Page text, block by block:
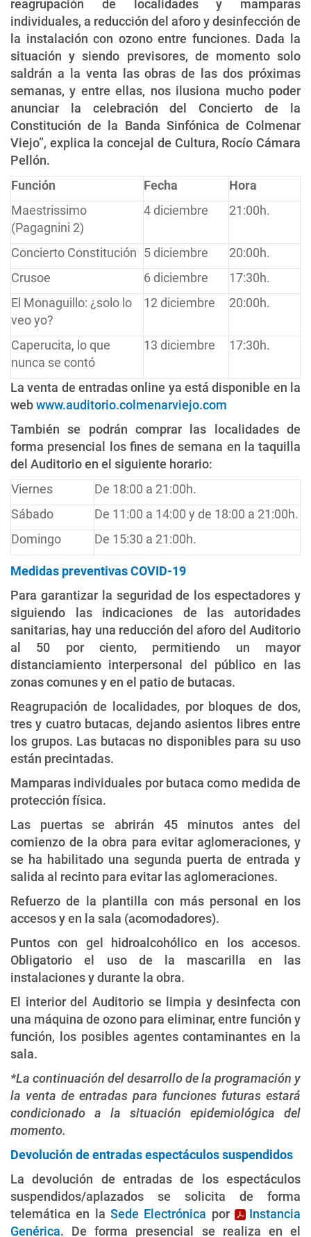
reagrupación de localidades y mamparas
individuales, a reducción del aforo y desinfección de
la instalación con ozono entre funciones. Dada la
situación y siendo previsores, de momento solo
saldrán a la venta las obras de las dos próximas
semanas, y entre ellas, nos ilusiona mucho poder
anunciar la celebración del Concierto de la
Constitución de la Banda Sinfónica de Colmenar
Viejo”, explica la concejal de Cultura, Rocío Cámara
Pellón.
Función
Fecha
Hora
Maestrissimo
(Pagagnini 2)
4 diciembre 21:00h.
Concierto Constitución 5 diciembre
20:00h.
Crusoe
6 diciembre
17:30h.
El Monaguillo: ¿solo lo
veo yo?
12 diciembre 20:00h.
Caperucita, lo que
nunca se contó
13 diciembre 17:30h.
La venta de entradas online ya está disponible en la
webwww.auditorio.colmenarviejo.com
También se podrán comprar las localidades de
forma presencial los fines de semana en la taquilla
del Auditorio en el siguiente horario:
Viernes
De 18:00 a 21:00h.
Sábado
De 11:00 a 14:00 y de 18:00 a 21:00h.
Domingo
De 15:30 a 21:00h.
Medidas preventivas COVID-19
Para garantizar la seguridad de los espectadores y
siguiendo las indicaciones de las autoridades
sanitarias, hay una reducción del aforo del Auditorio
al 50 por ciento, permitiendo un mayor
distanciamiento interpersonal del público en las
zonas comunes y en el patio de butacas.
Reagrupación de localidades, por bloques de dos,
tres y cuatro butacas, dejando asientos libres entre
los grupos. Las butacas no disponibles para su uso
están precintadas.
Mamparas individuales por butaca como medida de
protección física.
Las puertas se abrirán 45 minutos antes del
comienzo de la obra para evitar aglomeraciones, y
se ha habilitado una segunda puerta de entrada y
salida al recinto para evitar las aglomeraciones.
Refuerzo de la plantilla con más personal en los
accesos y en la sala (acomodadores).
Puntos con gel hidroalcohólico en los accesos.
Obligatorio el uso de la mascarilla en las
instalaciones y durante la obra.
El interior del Auditorio se limpia y desinfecta con
una máquina de ozono para eliminar, entre función y
función, los posibles agentes contaminantes en la
sala.
*La continuación del desarrollo de la programación y
la venta de entradas para funciones futuras estará
condicionado a la situación epidemiológica del
momento.
Devolución de entradas espectáculos suspendidos
La devolución de entradas de los espectáculos
suspendidos/aplazados se solicita de forma
telemática en la Sede Electrónica por
Instancia
Genérica. De forma presencial se realiza en el